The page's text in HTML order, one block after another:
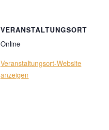
VERANSTALTUNGSORT
Online
Veranstaltungsort-Website
anzeigen